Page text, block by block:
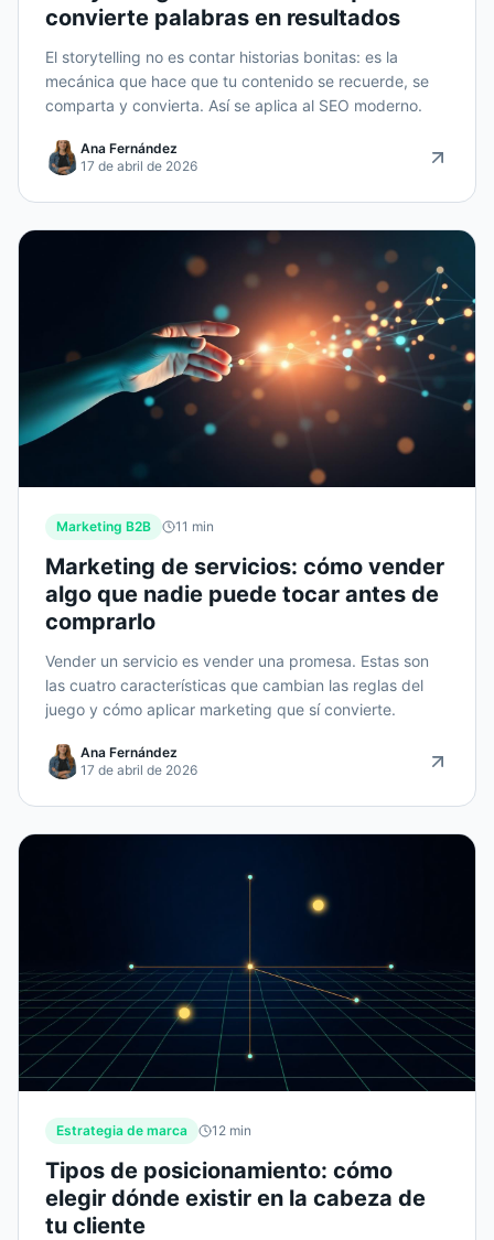
convierte palabras en resultados
El storytelling no es contar historias bonitas: es la
mecánica que hace que tu contenido se recuerde, se
comparta y convierta. Así se aplica al SEO moderno.
Ana Fernández
17 de abril de 2026
Marketing B2B 11 min
Marketing de servicios: cómo vender
algo que nadie puede tocar antes de
comprarlo
Vender un servicio es vender una promesa. Estas son
las cuatro características que cambian las reglas del
juego y cómo aplicar marketing que sí convierte.
Ana Fernández
17 de abril de 2026
Estrategia de marca 12 min
Tipos de posicionamiento: cómo
elegir dónde existir en la cabeza de
tu cliente